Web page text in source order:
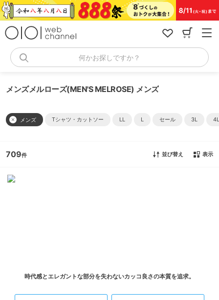
コ
ン
何かお探しですか？
メンズメルローズ(MEN'S MELROSE) メンズ
メンズ Tシャツ・カットソー LL L セール 3L 4L
709 並び替え 表示